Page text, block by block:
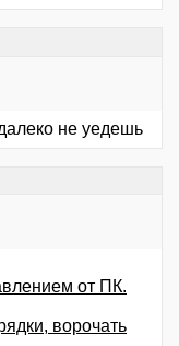
не уедешь
от ПК.
ворочать